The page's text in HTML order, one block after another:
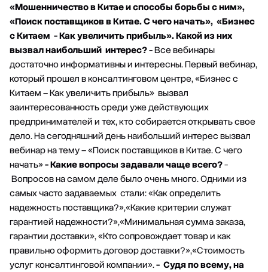
«Мошенничество в Китае и способы борьбы с ним»,
«Поиск поставщиков в Китае. С чего начать», «Бизнес
с Китаем - Как увеличить прибыль». Какой из них
вызвал наибольший интерес?- Все вебинары
достаточно информативны и интересны. Первый вебинар,
который прошел в консалтинговом центре, «Бизнес с
Китаем – Как увеличить прибыль» вызвал
заинтересованность среди уже действующих
предпринимателей и тех, кто собирается открывать свое
дело. На сегодняшний день наибольший интерес вызвал
вебинар на тему – «Поиск поставщиков в Китае. С чего
начать»- Какие вопросы задавали чаще всего?-
Вопросов на самом деле было очень много. Одними из
самых часто задаваемых стали: «Как определить
надежность поставщика?»,«Какие критерии служат
гарантией надежности?»,«Минимальная сумма заказа,
гарантии доставки», «Кто сопровождает товар и как
правильно оформить договор доставки?»,«Стоимость
услуг консалтинговой компании».- Судя по всему, на